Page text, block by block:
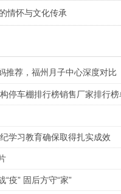
情怀与文化传承
推荐，福州月子中心深度对比
停车棚排行榜销售厂家排行榜
学习教育确保取得扎实成效
疫” 固后方守“家”